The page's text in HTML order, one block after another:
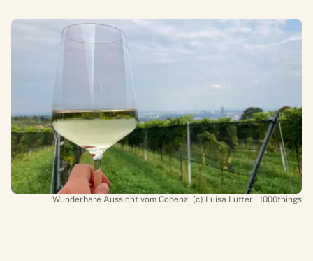
Wunderbare Aussicht vom Cobenzl (c) Luisa Lutter | 1000things